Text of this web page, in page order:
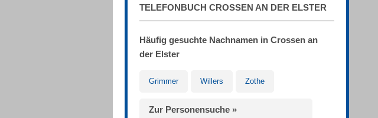
TELEFONBUCH CROSSEN AN DER ELSTER
Häufig gesuchte Nachnamen in Crossen an
der Elster
Grimmer Willers Zothe
Zur Personensuche »